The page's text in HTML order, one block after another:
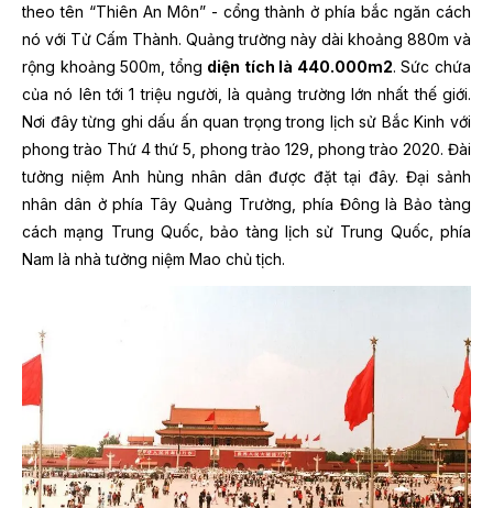
theo tên “Thiên An Môn” - cổng thành ở phía bắc ngăn cách
nó với Tử Cấm Thành. Quảng trường này dài khoảng 880m và
rộng khoảng 500m, tổng diện tích là 440.000m2. Sức chứa
của nó lên tới 1 triệu người, là quảng trường lớn nhất thế giới.
Nơi đây từng ghi dấu ấn quan trọng trong lịch sử Bắc Kinh với
phong trào Thứ 4 thứ 5, phong trào 129, phong trào 2020. Đài
tưởng niệm Anh hùng nhân dân được đặt tại đây. Đại sảnh
nhân dân ở phía Tây Quảng Trường, phía Đông là Bảo tàng
cách mạng Trung Quốc, bảo tàng lịch sử Trung Quốc, phía
Nam là nhà tưởng niệm Mao chủ tịch.